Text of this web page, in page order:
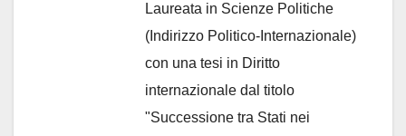
Laureata in Scienze Politiche
(Indirizzo Politico-Internazionale)
con una tesi in Diritto
internazionale dal titolo
"Successione tra Stati nei